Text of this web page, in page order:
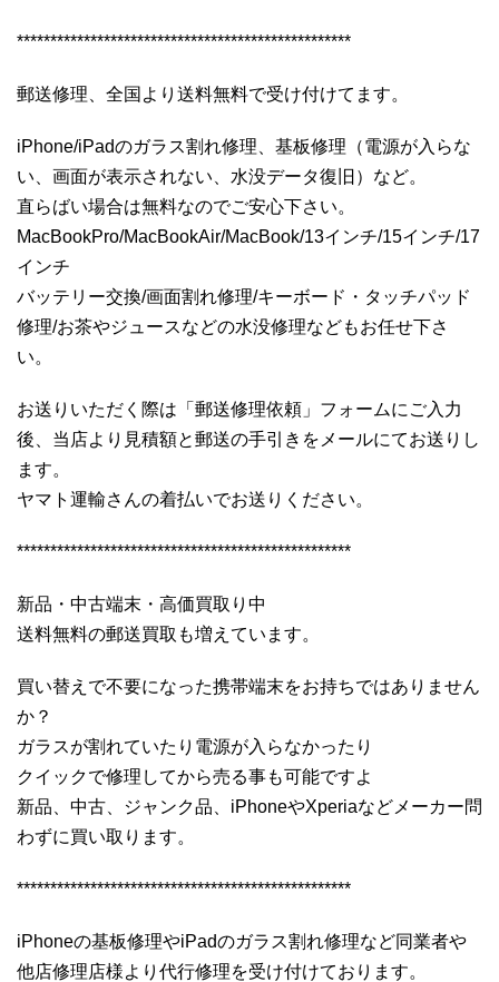
**************************************************
郵送修理、全国より送料無料で受け付けてます。
iPhone/iPadのガラス割れ修理、基板修理（電源が入らな
い、画面が表示されない、水没データ復旧）など。
直らばい場合は無料なのでご安心下さい。
MacBookPro/MacBookAir/MacBook/13インチ/15インチ/17
インチ
バッテリー交換/画面割れ修理/キーボード・タッチパッド
修理/お茶やジュースなどの水没修理などもお任せ下さ
い。
お送りいただく際は「郵送修理依頼」フォームにご入力
後、当店より見積額と郵送の手引きをメールにてお送りし
ます。
ヤマト運輸さんの着払いでお送りください。
**************************************************
新品・中古端末・高価買取り中
送料無料の郵送買取も増えています。
買い替えで不要になった携帯端末をお持ちではありません
か？
ガラスが割れていたり電源が入らなかったり
クイックで修理してから売る事も可能ですよ
新品、中古、ジャンク品、iPhoneやXperiaなどメーカー問
わずに買い取ります。
**************************************************
iPhoneの基板修理やiPadのガラス割れ修理など同業者や
他店修理店様より代行修理を受け付けております。